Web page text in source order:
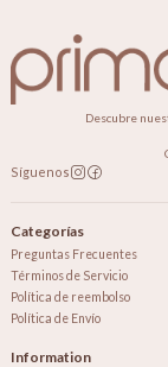
Descubre
Síguenos
Categorías
Preguntas Frecuentes
Términos de Servicio
Política de reembolso
Política de Envío
Information